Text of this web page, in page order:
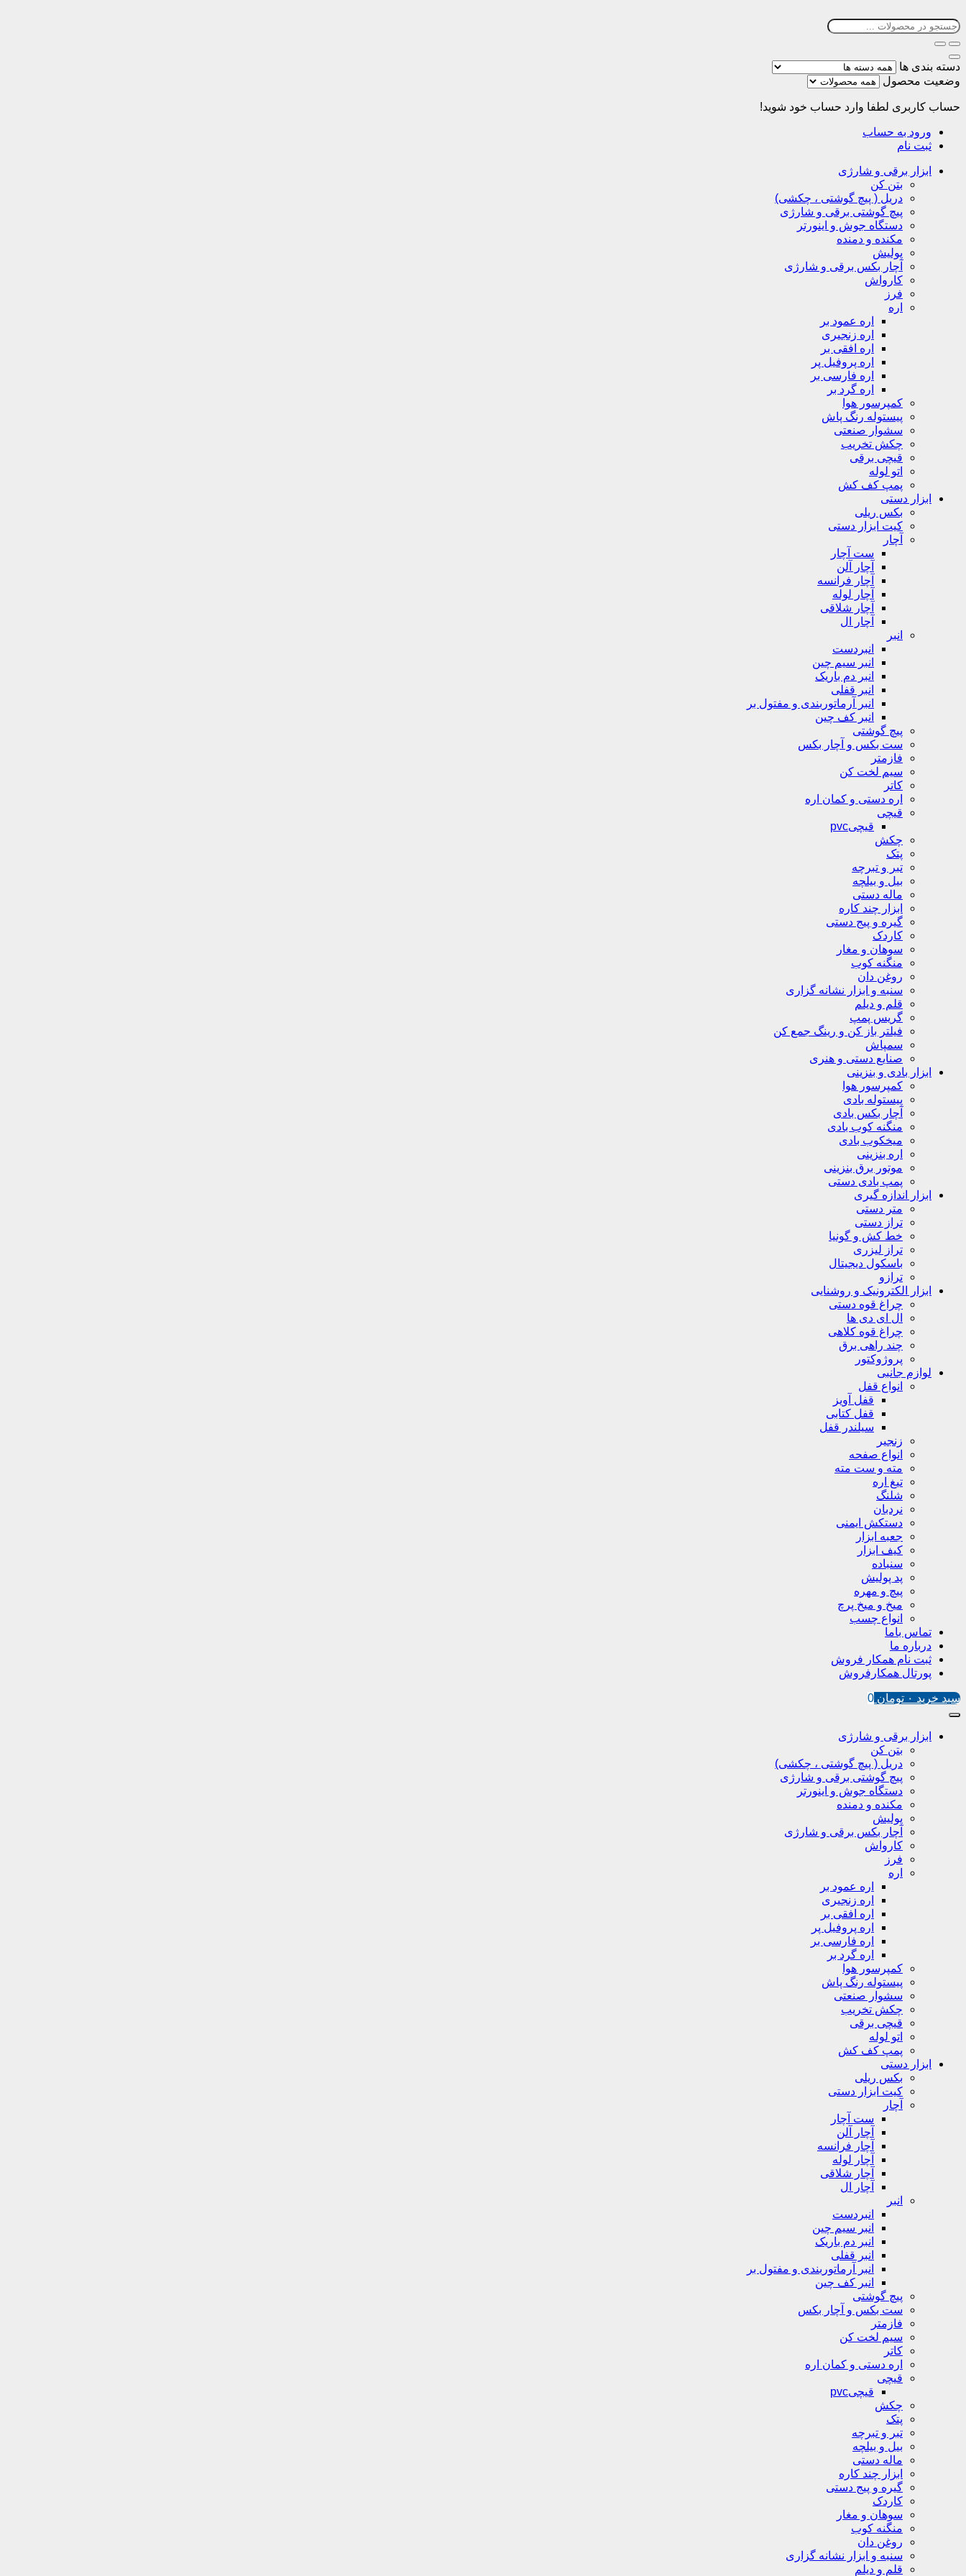
دسته بندی ها
وضعیت محصول
حساب کاربری لطفا وارد حساب خود شوید!
ورود به حساب
ثبت نام
ابزار برقی و شارژی
بتن کن
دریل ( پیچ گوشتی ، چکشی)
پیچ گوشتی برقی و شارژی
دستگاه جوش و اینورتر
مکنده و دمنده
پولیش
آچار بکس برقی و شارژی
کارواش
فرز
اره
اره عمود بر
اره زنجیری
اره افقی بر
اره پروفیل پر
اره فارسی بر
اره گرد بر
کمپرسور هوا
پیستوله رنگ پاش
سشوار صنعتی
چکش تخریب
قیچی برقی
اتو لوله
پمپ کف کش
ابزار دستی
بکس ریلی
کیت ابزار دستی
آچار
ست آچار
آچار آلن
آچار فرانسه
آچار لوله
آچار شلاقی
آچار ال
انبر
انبردست
انبر سیم چین
انبر دم باریک
انبر قفلی
انبر آرماتوربندی و مفتول بر
انبر کف چین
پیچ گوشتی
ست بکس و آچار بکس
فازمتر
سیم لخت کن
کاتر
اره دستی و کمان اره
قیچی
قیچیpvc
چکش
پتک
تبر و تبرچه
بیل و بیلچه
ماله دستی
ابزار چند کاره
گیره و پیج دستی
کاردک
سوهان و مغار
منگنه کوب
روغن دان
سنبه و ابزار نشانه گزاری
قلم و دیلم
گریس پمپ
فیلتر باز کن و رینگ جمع کن
سمپاش
صنایع دستی و هنری
ابزار بادی و بنزینی
کمپرسور هوا
پیستوله بادی
آچار بکس بادی
منگنه کوب بادی
میخکوب بادی
اره بنزینی
موتور برق بنزینی
پمپ بادی دستی
ابزار اندازه گیری
متر دستی
تراز دستی
خط کش و گونیا
تراز لیزری
باسکول دیجیتال
ترازو
ابزار الکترونیک و روشنایی
چراغ قوه دستی
ال ای دی ها
چراغ قوه کلاهی
چند راهی برق
پروژوکتور
لوازم جانبی
انواع قفل
قفل آویز
قفل کتابی
سیلندر قفل
زنجیر
انواع صفحه
مته و ست مته
تیغ اره
شلنگ
نردبان
دستکش ایمنی
جعبه ابزار
کیف ابزار
سنباده
پد پولیش
پیچ و مهره
میخ و میخ پرچ
انواع چسب
تماس باما
درباره ما
ثبت نام همکار فروش
پورتال همکارفروش
سبد خرید ۰ تومان 0
ابزار برقی و شارژی
بتن کن
دریل ( پیچ گوشتی ، چکشی)
پیچ گوشتی برقی و شارژی
دستگاه جوش و اینورتر
مکنده و دمنده
پولیش
آچار بکس برقی و شارژی
کارواش
فرز
اره
اره عمود بر
اره زنجیری
اره افقی بر
اره پروفیل پر
اره فارسی بر
اره گرد بر
کمپرسور هوا
پیستوله رنگ پاش
سشوار صنعتی
چکش تخریب
قیچی برقی
اتو لوله
پمپ کف کش
ابزار دستی
بکس ریلی
کیت ابزار دستی
آچار
ست آچار
آچار آلن
آچار فرانسه
آچار لوله
آچار شلاقی
آچار ال
انبر
انبردست
انبر سیم چین
انبر دم باریک
انبر قفلی
انبر آرماتوربندی و مفتول بر
انبر کف چین
پیچ گوشتی
ست بکس و آچار بکس
فازمتر
سیم لخت کن
کاتر
اره دستی و کمان اره
قیچی
قیچیpvc
چکش
پتک
تبر و تبرچه
بیل و بیلچه
ماله دستی
ابزار چند کاره
گیره و پیج دستی
کاردک
سوهان و مغار
منگنه کوب
روغن دان
سنبه و ابزار نشانه گزاری
قلم و دیلم